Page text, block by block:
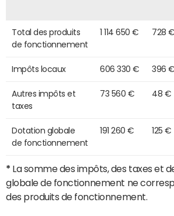
Total des produits
de fonctionnement
1 114 650 € 728 €
Impôts locaux 606 330 € 396 €
Autres impôts et
taxes
73 560 € 48 €
Dotation globale
de fonctionnement
191 260 € 125 €
* La somme des impôts, des taxes et
globale de fonctionnement ne
des produits de fonctionnement.